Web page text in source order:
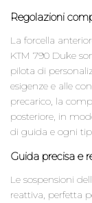
Regolazioni
La forcella
KTM 790 Duke
pilota di
esigenze e alle
precarico, la
posteriore, in
di guida e ogni
Guida precisa e
Le sospensioni
reattiva, perfetta